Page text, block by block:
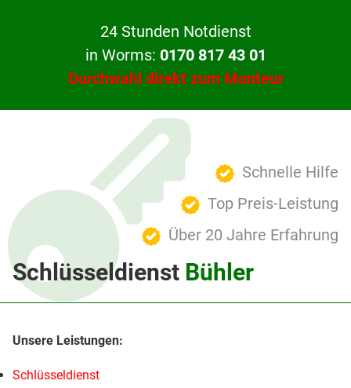
24 Stunden Notdienst
in Worms: 0170 817 43 01
Durchwahl direkt zum Monteur
Schnelle Hilfe
Top Preis-Leistung
Über 20 Jahre Erfahrung
Schlüsseldienst Bühler
Schlüsseldienst